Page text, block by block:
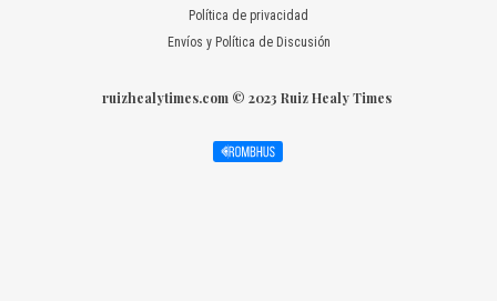
Política de privacidad
Envíos y Política de Discusión
ruizhealytimes.com © 2023 Ruiz Healy Times